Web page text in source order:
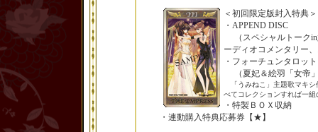
＜初回限定版封入特典＞
・APPEND DISC
（スペシャルトークin
ーディオコメンタリー
・フォーチュンタロッ
（夏妃＆絵羽「女帝
「うみねこ」主題歌マキシ
べてコレクションすれば一
・特製ＢＯＸ収納
・連動購入特典応募券【★】